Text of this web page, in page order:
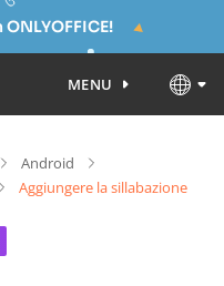
MENU
Android
Aggiungere la sillabazione